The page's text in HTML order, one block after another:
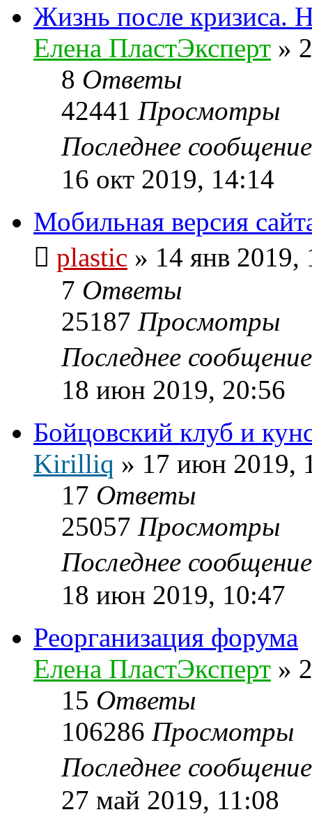
Жизнь после кризиса.
Елена ПластЭксперт »
8 Ответы
42441 Просмотры
Последнее
16 окт 2019, 14:14
Мобильная версия
plastic » 14 янв 2019,
7 Ответы
25187 Просмотры
Последнее
18 июн 2019, 20:56
Бойцовский клуб и
Kirilliq » 17 июн 2019,
17 Ответы
25057 Просмотры
Последнее
18 июн 2019, 10:47
Реорганизация форума
Елена ПластЭксперт »
15 Ответы
106286 Просмотры
Последнее
27 май 2019, 11:08